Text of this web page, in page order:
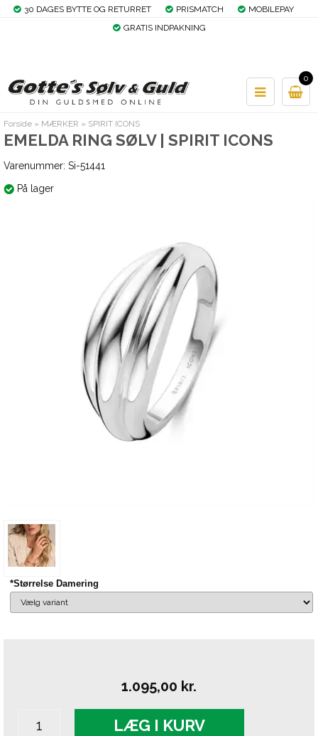
30 DAGES BYTTE OG RETURRET PRISMATCH
MOBILEPAY
GRATIS INDPAKNING
0
Forside » MÆRKER » SPIRIT ICONS
EMELDA RING SØLV | SPIRIT ICONS
Varenummer: Si-51441
På lager
*Størrelse Damering
1.095,00 kr.
LÆG I KURV